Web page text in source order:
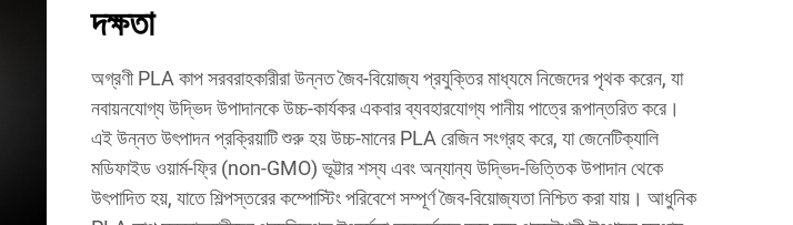
দক্ষতা
অগ্রণী PLA কাপ সরবরাহকারীরা উন্নত জৈব-বিয়োজ্য প্রযুক্তির মাধ্যমে নিজেদের পৃথক করেন, যা
নবায়নযোগ্য উদ্ভিদ উপাদানকে উচ্চ-কার্যকর একবার ব্যবহারযোগ্য পানীয় পাত্রে রূপান্তরিত করে।
এই উন্নত উৎপাদন প্রক্রিয়াটি শুরু হয় উচ্চ-মানের PLA রেজিন সংগ্রহ করে, যা জেনেটিক্যালি
মডিফাইড ওয়ার্ম-ফ্রি (non-GMO) ভূট্টার শস্য এবং অন্যান্য উদ্ভিদ-ভিত্তিক উপাদান থেকে
উৎপাদিত হয়, যাতে শিল্পস্তরের কম্পোস্টিং পরিবেশে সম্পূর্ণ জৈব-বিয়োজ্যতা নিশ্চিত করা যায়। আধুনিক